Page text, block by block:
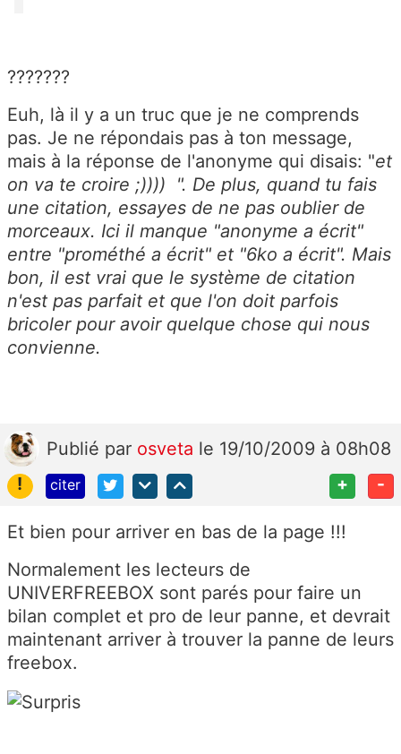
???????
Euh, là il y a un truc que je ne comprends
pas. Je ne répondais pas à ton message,
mais à la réponse de l'anonyme qui disais: "et
on va te croire ;)))) ". De plus, quand tu fais
une citation, essayes de ne pas oublier de
morceaux. Ici il manque "anonyme a écrit"
entre "prométhé a écrit" et "6ko a écrit". Mais
bon, il est vrai que le système de citation
n'est pas parfait et que l'on doit parfois
bricoler pour avoir quelque chose qui nous
convienne.
Publié par osveta le 19/10/2009 à 08h08
!
citer + -
Et bien pour arriver en bas de la page !!!
Normalement les lecteurs de
UNIVERFREEBOX sont parés pour faire un
bilan complet et pro de leur panne, et devrait
maintenant arriver à trouver la panne de leurs
freebox.